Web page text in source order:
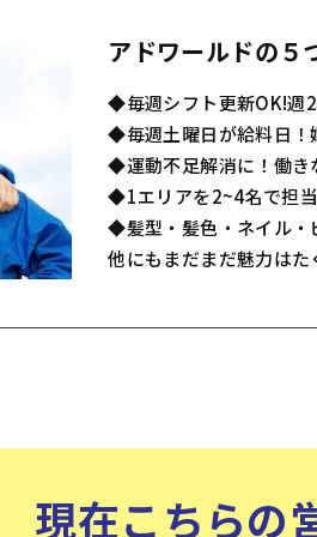
アドワールドの５
◆毎週シフト更新OK!週
◆毎週土曜日が給料日！
◆運動不足解消に！働き
◆1エリアを2~4名で担
◆髪型・髪色・ネイル・
他にもまだまだ魅力はた
現在こちらの